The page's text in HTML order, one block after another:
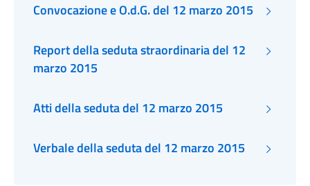
Convocazione e O.d.G. del 12 marzo 2015
Report della seduta straordinaria del 12
marzo 2015
Atti della seduta del 12 marzo 2015
Verbale della seduta del 12 marzo 2015